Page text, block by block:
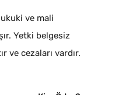
ve mali
Yetki belgesiz
ve cezaları vardır.